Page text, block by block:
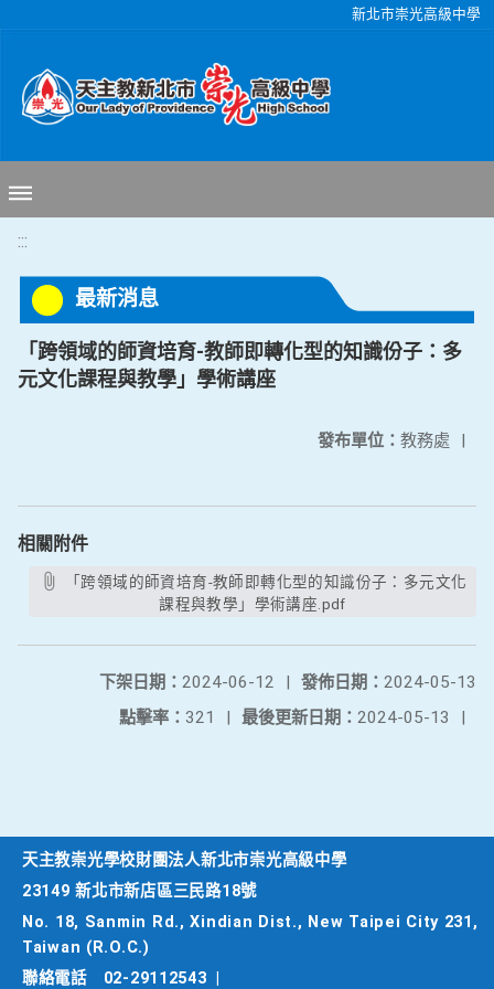
新北市崇光高級中學
:::
最新消息
「跨領域的師資培育-教師即轉化型的知識份子：多
元文化課程與教學」學術講座
發布單位： 教務處 |
相關附件
課程與教學」學術講座.pdf
發佈日期： 2024-05-13
下架日期： 2024-06-12
|
最後更新日期： 2024-05-13 |
點擊率： 321 |
天主教崇光學校財團法人新北市崇光高級中學
23149 新北市新店區三民路18號
No. 18, Sanmin Rd., Xindian Dist., New Taipei City 231,
Taiwan (R.O.C.)
聯絡電話
02-29112543